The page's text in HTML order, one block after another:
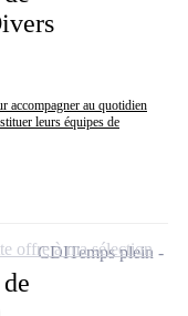
accompagner au quotidien
leurs équipes de
CDITemps plein
offre à ma sélection